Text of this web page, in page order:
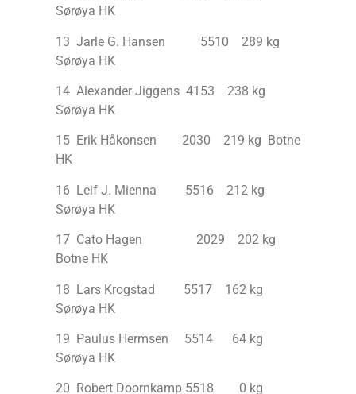
Sørøya HK
13 Jarle G. Hansen 5510 289 kg
Sørøya HK
14 Alexander Jiggens 4153 238 kg
Sørøya HK
15 Erik Håkonsen 2030 219 kg Botne
HK
16 Leif J. Mienna 5516 212 kg
Sørøya HK
17 Cato Hagen 2029 202 kg
Botne HK
18 Lars Krogstad 5517 162 kg
Sørøya HK
19 Paulus Hermsen 5514 64 kg
Sørøya HK
20 Robert Doornkamp 5518 0 kg